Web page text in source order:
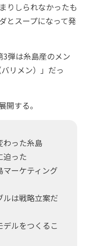
りしられなかったも
とスープになって発
弾は糸島産のメン
リメン）」だっ
する。
った糸島
った
ーケティング
は戦略立案だ
ルをつくるこ